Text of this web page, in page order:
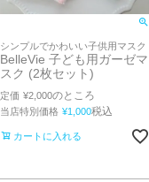
シンプルでかわいい子供用マスク
BelleVie 子ども用ガーゼマ
スク (2枚セット)
定価 ¥2,000のところ
当店特別価格 ¥1,000税込
カートに入れる